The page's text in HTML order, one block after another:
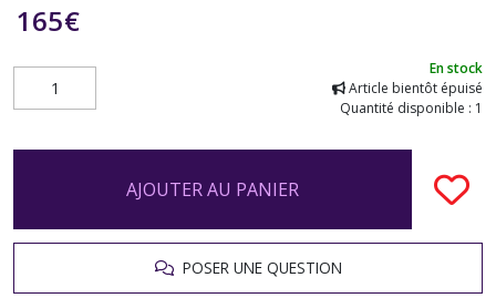
165€
En stock
Article bientôt épuisé
Quantité disponible : 1
AJOUTER AU PANIER
POSER UNE QUESTION